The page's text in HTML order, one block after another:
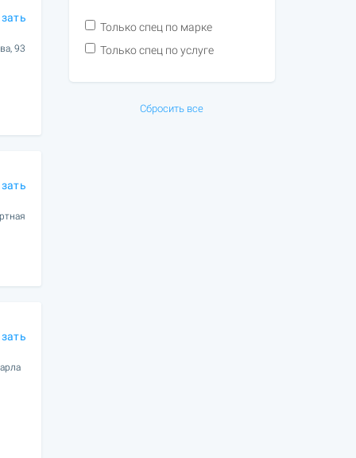
93
Только спец по марке
Только спец по услуге
Сбросить все